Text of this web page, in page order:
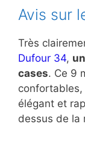
Avis sur
Très
Dufour 34,
cases. Ce 9
confortables,
élégant et
dessus de la